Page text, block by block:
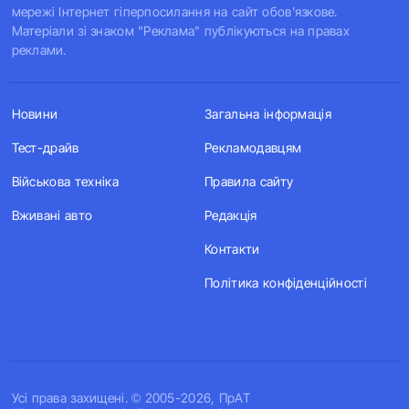
мережі Інтернет гіперпосилання на сайт обов'язкове.
Матеріали зі знаком "Реклама" публікуються на правах
реклами.
Усi права захищенi. © 2005-2026, ПрАТ
Новини
Тест-драйв
Військова техніка
Вживані авто
Загальна інформація
Рекламодавцям
Правила сайту
Редакція
Контакти
Політика конфіденційності